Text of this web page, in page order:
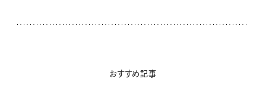
おすすめ記事